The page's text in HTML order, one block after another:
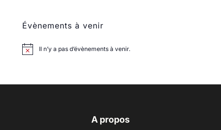
Évènements à venir
Il n’y a pas d’évènements à venir.
A propos